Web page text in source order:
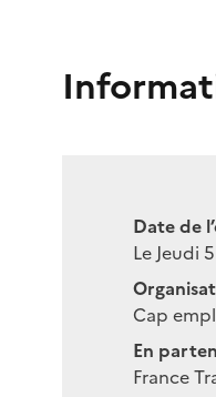
Date de
Le Jeudi
Cap
En
France